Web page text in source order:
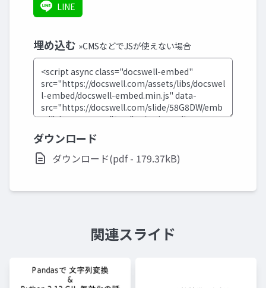
LINE
埋め込む »CMSなどでJSが使えない場合
ダウンロード
ダウンロード(pdf - 179.37kB)
関連スライド